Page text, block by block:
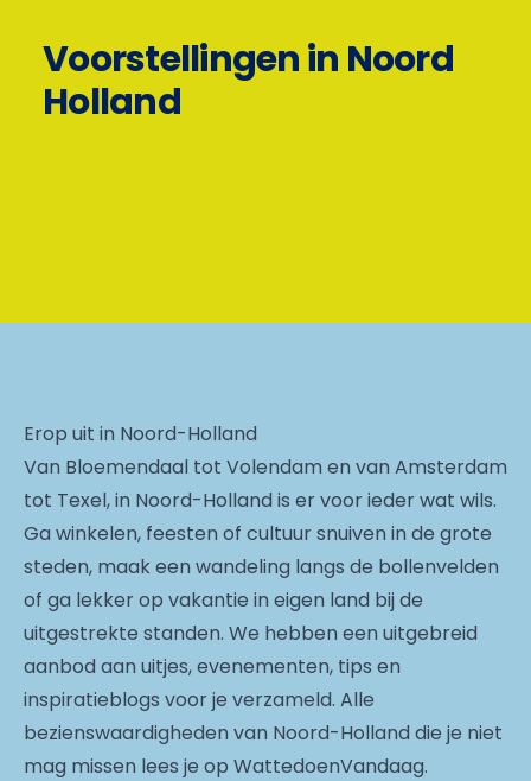
Voorstellingen in Noord
Holland
Erop uit in Noord-Holland
Van Bloemendaal tot Volendam en van Amsterdam
tot Texel, in Noord-Holland is er voor ieder wat wils.
Ga winkelen, feesten of cultuur snuiven in de grote
steden, maak een wandeling langs de bollenvelden
of ga lekker op vakantie in eigen land bij de
uitgestrekte standen. We hebben een uitgebreid
aanbod aan uitjes, evenementen, tips en
inspiratieblogs voor je verzameld. Alle
bezienswaardigheden van Noord-Holland die je niet
mag missen lees je op WattedoenVandaag.